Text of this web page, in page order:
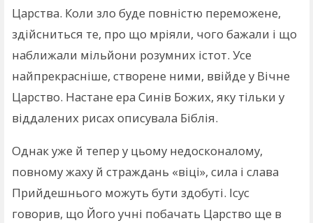
Царства. Коли зло буде повністю переможене,
здійсниться те, про що мріяли, чого бажали і що
наближали мільйони розумних істот. Усе
найпрекрасніше, створене ними, ввійде у Вічне
Царство. Настане ера Синів Божих, яку тільки у
віддалених рисах описувала Біблія.
Однак уже й тепер у цьому недосконалому,
повному жаху й страждань «віці», сила і слава
Прийдешнього можуть бути здобуті. Ісус
говорив, що Його учні побачать Царство ще в